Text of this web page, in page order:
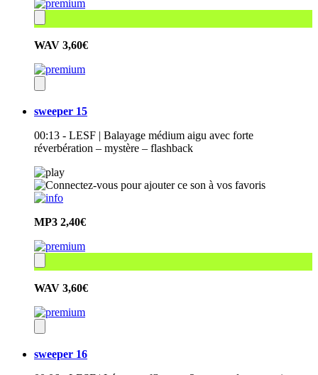
WAV 3,60€
sweeper 15
00:13 - LESF | Balayage médium aigu avec forte
réverbération – mystère – flashback
MP3 2,40€
WAV 3,60€
sweeper 16